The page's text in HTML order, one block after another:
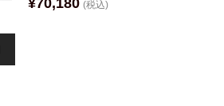
¥70,180 (税込)